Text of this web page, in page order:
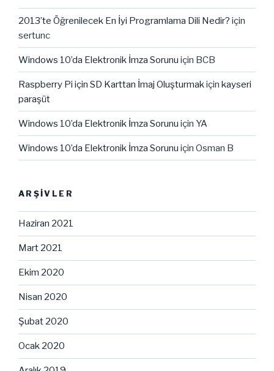
2013’te Öğrenilecek En İyi Programlama Dili Nedir? için
sertunc
Windows 10’da Elektronik İmza Sorunu için BCB
Raspberry Pi için SD Karttan İmaj Oluşturmakiçin kayseri
paraşüt
Windows 10’da Elektronik İmza Sorunu için YA
Windows 10’da Elektronik İmza Sorunu için Osman B
ARŞIVLER
Haziran 2021
Mart 2021
Ekim 2020
Nisan 2020
Şubat 2020
Ocak 2020